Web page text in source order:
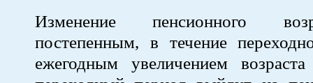
Изменение пенсионного
постепенным, в течение
ежегодным увеличением